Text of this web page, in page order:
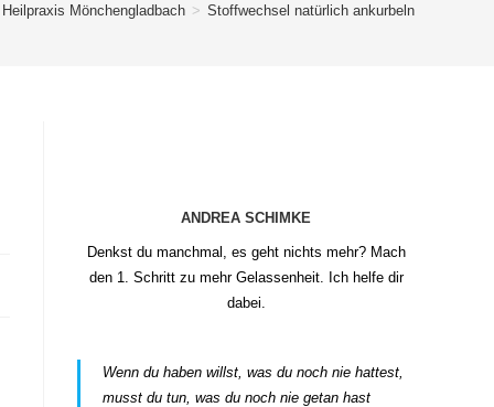
Heilpraxis Mönchengladbach > Stoffwechsel natürlich ankurbeln
ANDREA SCHIMKE
Denkst du manchmal, es geht nichts mehr? Mach
den 1. Schritt zu mehr Gelassenheit. Ich helfe dir
dabei.
Wenn du haben willst, was du noch nie hattest,
musst du tun, was du noch nie getan hast